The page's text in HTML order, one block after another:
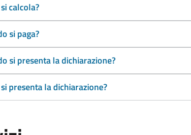
calcola?
si paga?
si presenta la dichiarazione?
presenta la dichiarazione?